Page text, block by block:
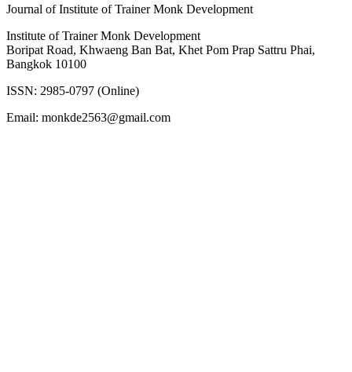
Journal of Institute of Trainer Monk Development
Institute of Trainer Monk Development
Boripat Road, Khwaeng Ban Bat, Khet Pom Prap Sattru Phai,
Bangkok 10100
ISSN: 2985-0797 (Online)
Email: monkde2563@gmail.com